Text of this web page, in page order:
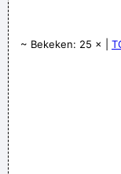
~ Bekeken: 25 × |